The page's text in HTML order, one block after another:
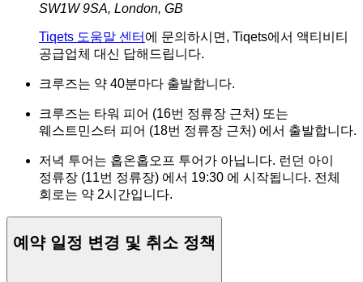
SW1W 9SA, London, GB
Tiqets 도움말 센터 에 문의하시면, Tiqets에서 액티비티
공급업체 대신 답해드립니다.
크루즈는 약 40분마다 출발합니다.
크루즈는 타워 피어 (16번 정류장 근처) 또는
웨스트민스터 피어 (18번 정류장 근처) 에서 출발합니다.
저녁 투어는 홉온홉오프 투어가 아닙니다. 런던 아이
정류장 (11번 정류장) 에서 19:30 에 시작됩니다. 전체
회로는 약 2시간입니다.
예약 일정 변경 및 취소 정책